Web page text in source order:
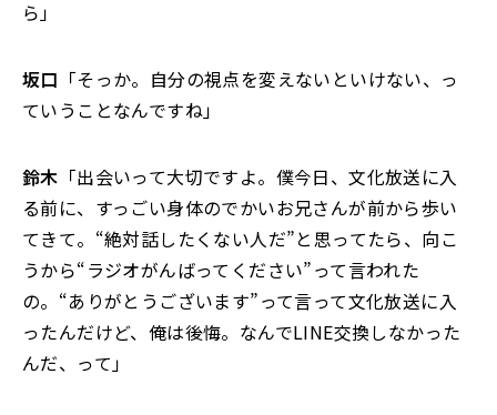
ら」
坂口 「そっか。自分の視点を変えないといけない、っ
ていうことなんですね」
鈴木 「出会いって大切ですよ。僕今日、文化放送に入
る前に、すっごい身体のでかいお兄さんが前から歩い
てきて。“絶対話したくない人だ”と思ってたら、向こ
うから“ラジオがんばってください”って言われた
の。“ありがとうございます”って言って文化放送に入
ったんだけど、俺は後悔。なんでLINE交換しなかった
んだ、って」